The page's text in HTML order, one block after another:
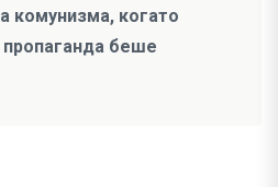
комунизма, когато
пропаганда беше